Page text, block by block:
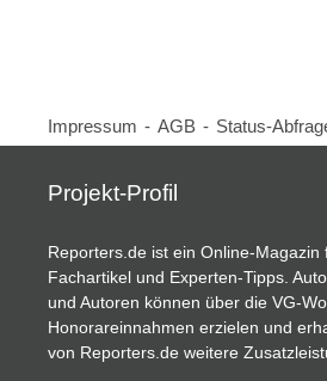
Impressum - AGB - Status-
Projekt-Profil
Reporters.de ist ein Online-Magazin
Fachartikel und Experten-Tipps.
und Autoren können über die VG-
Honorareinnahmen erzielen und
von Reporters.de weitere